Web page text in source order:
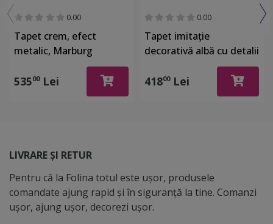
0.00
Tapet crem, efect
metalic, Marburg
Gloockler 52502
53500Lei
0.00
Tapet imitaţie
decorativă albă cu detalii
argintii, Marburg 32034
41800Lei
LIVRARE ȘI RETUR
Pentru că la Folina totul este ușor, produsele
comandate ajung rapid și în siguranță la tine. Comanzi
ușor, ajung ușor, decorezi ușor.